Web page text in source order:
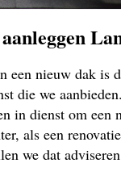
een nieuw dak is
die we
in dienst om een
als een
we dat